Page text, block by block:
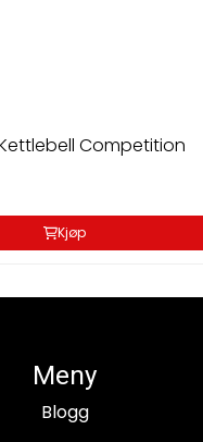
Competition
Kjøp
Meny
Blogg